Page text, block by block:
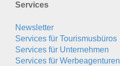
Services
Newsletter
Services für Tourismusbüros
Services für Unternehmen
Services für Werbeagenturen